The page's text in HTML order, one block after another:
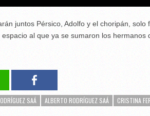
juntos Pérsico, Adolfo y el choripán, solo
al que ya se sumaron los hermanos
SAÁ ALBERTO RODRÍGUEZ SAÁ CRISTINA